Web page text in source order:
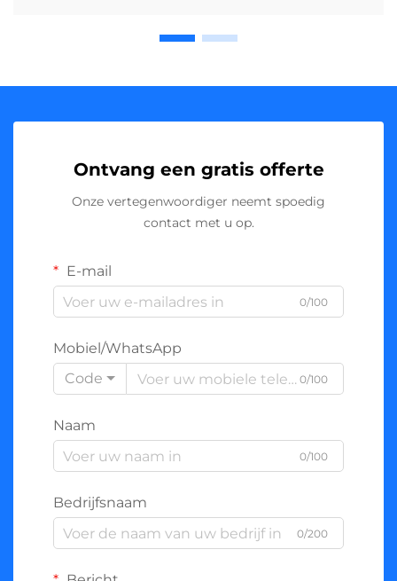
Ontvang een gratis offerte
Onze vertegenwoordiger neemt spoedig
contact met u op.
E-mail
0/100
Mobiel/WhatsApp
Code
0/100
Naam
0/100
Bedrijfsnaam
0/200